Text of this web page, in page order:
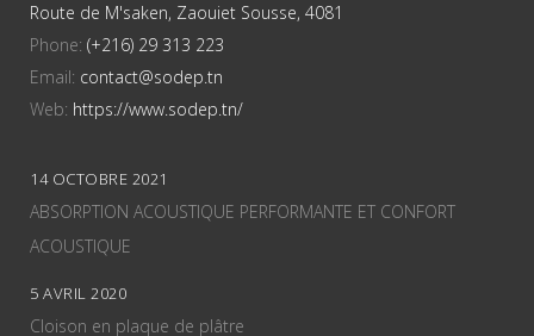
Route de M'saken, Zaouiet Sousse, 4081
Phone: (+216) 29 313 223
Email: contact@sodep.tn
Web: https://www.sodep.tn/
14 OCTOBRE 2021
ABSORPTION ACOUSTIQUE PERFORMANTE ET CONFORT
ACOUSTIQUE
5 AVRIL 2020
Cloison en plaque de plâtre